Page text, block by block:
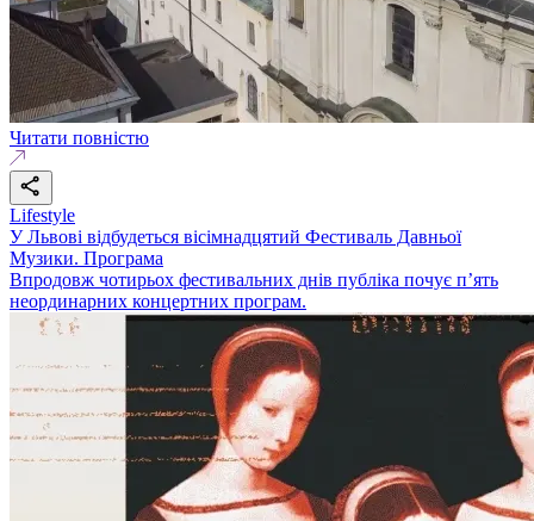
Читати повністю
Lifestyle
У Львові відбудеться вісімнадцятий Фестиваль Давньої
Музики. Програма
Впродовж чотирьох фестивальних днів публіка почує п’ять
неординарних концертних програм.